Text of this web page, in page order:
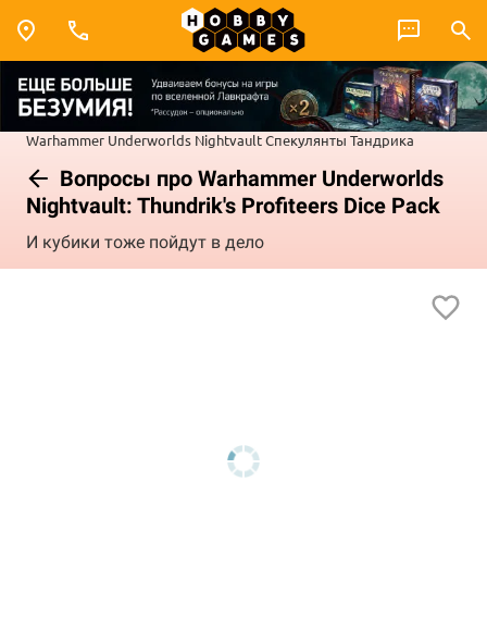
Warhammer Underworlds NightvaultСпекулянты Тандрика
Вопросы про Warhammer Underworlds
Nightvault: Thundrik's Profiteers Dice Pack
И кубики тоже пойдут в дело